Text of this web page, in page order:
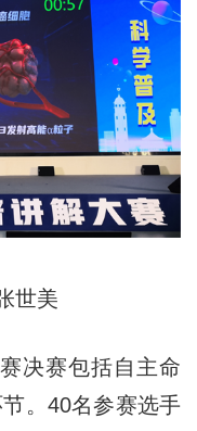
世美
决赛包括自主命
。40名参赛选手